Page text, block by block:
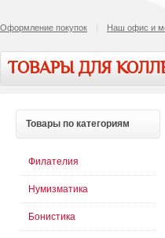
Оформление покупок Наш офис и
ТОВАРЫ ДЛЯ
Товары по категориям
Филателия
Нумизматика
Бонистика